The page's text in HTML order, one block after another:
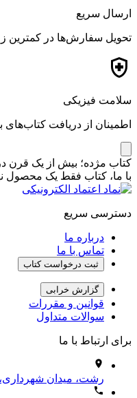
ارسال سریع
تحویل سفارش‌ها در کمترین
سلامت فیزیکی
اطمینان از دریافت
کتاب مژده؛ بیش از یک قرن
با ما، کتاب فقط یک محصول
دسترسی سریع
درباره ما
تماس با ما
ثبت درخواست کتاب
گزارش خرابی
قوانین و مقررات
سوالات متداول
برای ارتباط با ما
رشت، میدان شهرداری،